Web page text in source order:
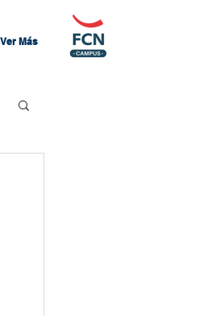
Ver Más